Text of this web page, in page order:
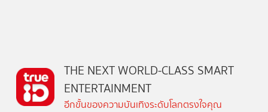
THE NEXT WORLD-CLASS SMART
ENTERTAINMENT
อีกขั้นของความบันเทิงระดับโลกตรงใจคุณ